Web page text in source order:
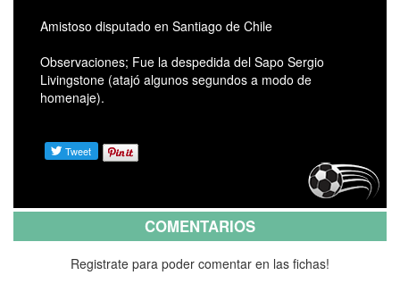
Amistoso disputado en Santiago de Chile
Observaciones; Fue la despedida del Sapo Sergio
Livingstone (atajó algunos segundos a modo de
homenaje).
COMENTARIOS
Registrate para poder comentar en las fichas!